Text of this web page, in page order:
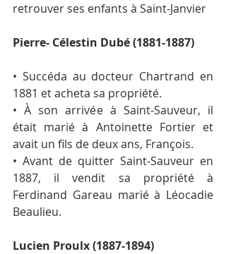
retrouver ses enfants à Saint-­Janvier
Pierre- Célestin Dubé (1881-1887)
• Succéda au docteur Chartrand en
1881 et acheta sa pro­priété.
• À son arrivée à Saint-Sauveur, il
était marié à Antoinette For­tier et
avait un fils de deux ans, François.
• Avant de quitter Saint-Sauveur en
1887, il vendit sa propriété à
Ferdinand Gareau marié à Léocadie
Beaulieu.
Lucien Proulx (1887-1894)